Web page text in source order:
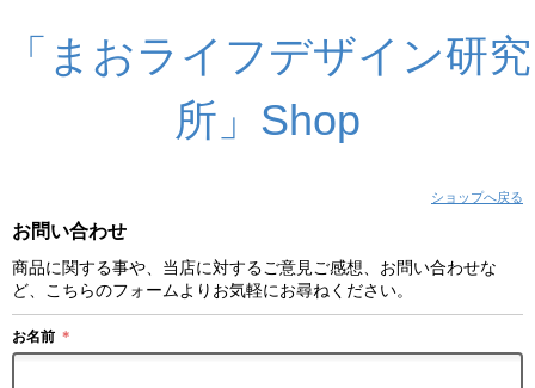
「まおライフデザイン研究
所」Shop
ショップへ戻る
お問い合わせ
商品に関する事や、当店に対するご意見ご感想、お問い合わせな
ど、こちらのフォームよりお気軽にお尋ねください。
お名前 ＊